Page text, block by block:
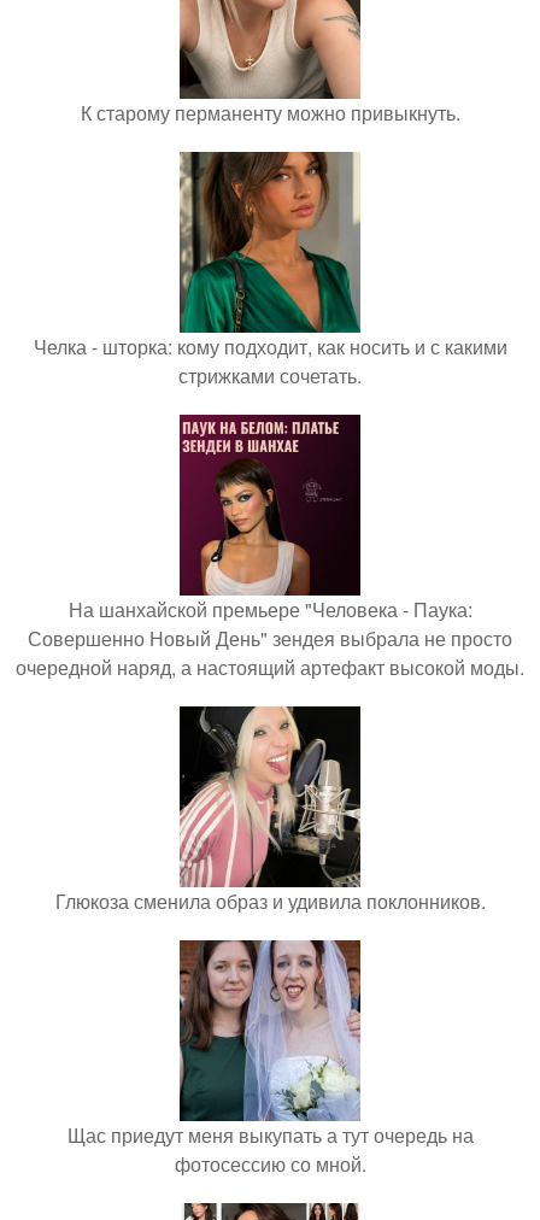
К старому перманенту можно привыкнуть.
Челка - шторка: кому подходит, как носить и с какими
стрижками сочетать.
На шанхайской премьере "Человека - Паука:
Совершенно Новый День" зендея выбрала не просто
очередной наряд, а настоящий артефакт высокой моды.
Глюкоза сменила образ и удивила поклонников.
Щас приедут меня выкупать а тут очередь на
фотосессию со мной.